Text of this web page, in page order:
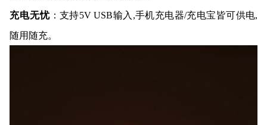
充电无忧：支持5V USB输入,手机充电器/充电宝皆可供电,
随用随充。